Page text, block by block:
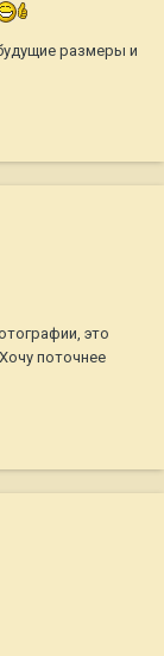
размеры и
это
поточнее